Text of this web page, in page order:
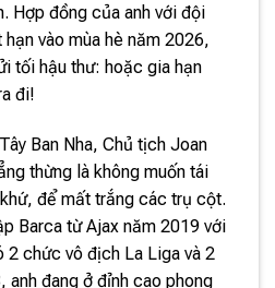
Hợp đồng của anh với đội
vào mùa hè năm 2026,
tối hậu thư: hoặc gia hạn
đi!
Ban Nha, Chủ tịch Joan
thừng là không muốn tái
để mất trắng các trụ cột.
Barca từ Ajax năm 2019 với
2 chức vô địch La Liga và 2
anh đang ở đỉnh cao phong